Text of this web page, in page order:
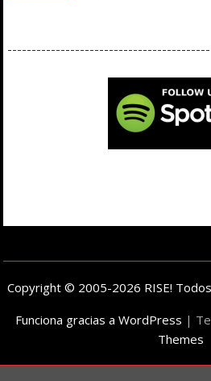
------------------------------------------
Copyright © 2005-2026 RISE!
Funciona gracias a WordPress |
Themes